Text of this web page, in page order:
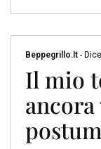
Beppegrillo.it -
Il mio